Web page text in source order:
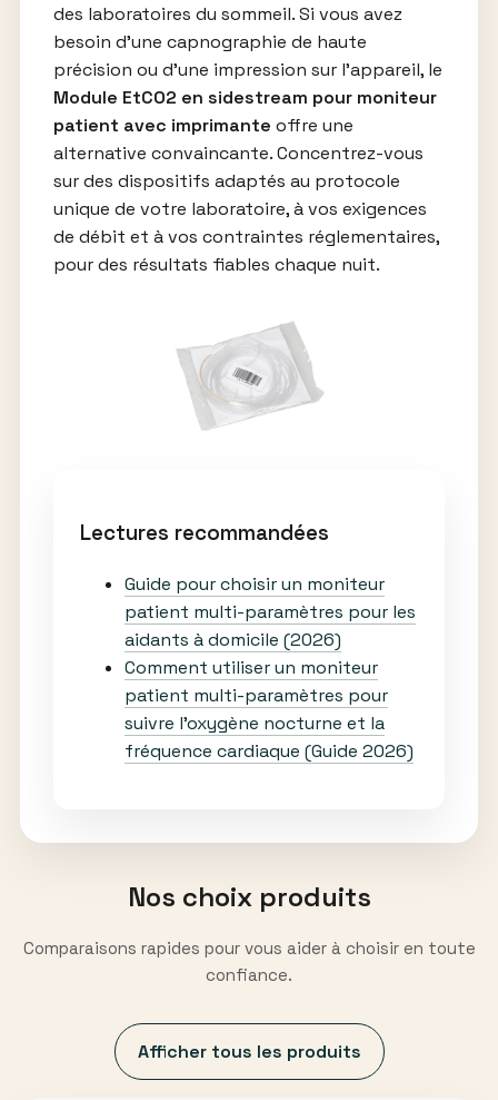
des laboratoires du sommeil. Si vous avez
besoin d’une capnographie de haute
précision ou d’une impression sur l’appareil, le
Module EtCO2 en sidestream pour moniteur
patient avec imprimante offre une
alternative convaincante. Concentrez-vous
sur des dispositifs adaptés au protocole
unique de votre laboratoire, à vos exigences
de débit et à vos contraintes réglementaires,
pour des résultats fiables chaque nuit.
Lectures recommandées
Guide pour choisir un moniteur
patient multi-paramètres pour les
aidants à domicile (2026)
Comment utiliser un moniteur
patient multi-paramètres pour
suivre l’oxygène nocturne et la
fréquence cardiaque (Guide 2026)
Nos choix produits
Comparaisons rapides pour vous aider à choisir en toute
confiance.
Afficher tous les produits